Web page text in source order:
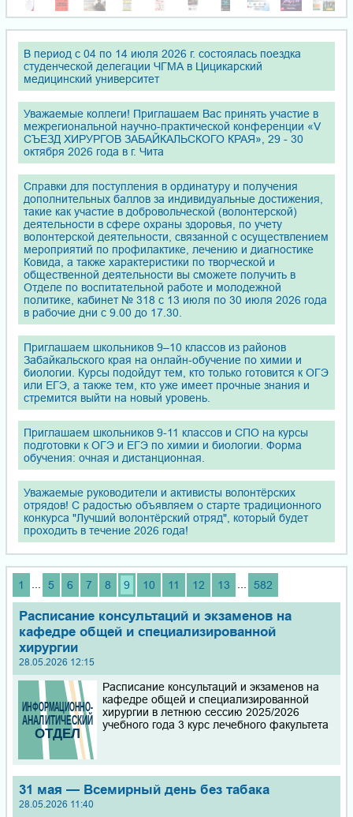
В период с 04 по 14 июля 2026 г. состоялась поездка
студенческой делегации ЧГМА в Цицикарский
медицинский университет
Уважаемые коллеги! Приглашаем Вас принять участие в
межрегиональной научно-практической конференции «V
СЪЕЗД ХИРУРГОВ ЗАБАЙКАЛЬСКОГО КРАЯ», 29 - 30
октября 2026 года в г. Чита
Справки для поступления в ординатуру и получения
дополнительных баллов за индивидуальные достижения,
такие как участие в добровольческой (волонтерской)
деятельности в сфере охраны здоровья, по учету
волонтерской деятельности, связанной с осуществлением
мероприятий по профилактике, лечению и диагностике
Ковида, а также характеристики по творческой и
общественной деятельности вы сможете получить в
Отделе по воспитательной работе и молодежной
политике, кабинет № 318 с 13 июля по 30 июля 2026 года
в рабочие дни с 9.00 до 17.30.
Приглашаем школьников 9–10 классов из районов
Забайкальского края на онлайн-обучение по химии и
биологии. Курсы подойдут тем, кто только готовится к ОГЭ
или ЕГЭ, а также тем, кто уже имеет прочные знания и
стремится выйти на новый уровень.
Приглашаем школьников 9-11 классов и СПО на курсы
подготовки к ОГЭ и ЕГЭ по химии и биологии. Форма
обучения: очная и дистанционная.
Уважаемые руководители и активисты волонтёрских
отрядов! С радостью объявляем о старте традиционного
конкурса "Лучший волонтёрский отряд", который будет
проходить в течение 2026 года!
1 5 6 7 8 9 10 11 12 13 582
Расписание консультаций и экзаменов на
кафедре общей и специализированной
хирургии
28.05.2026 12:15
Расписание консультаций и экзаменов на
кафедре общей и специализированной
хирургии в летнюю сессию 2025/2026
учебного года 3 курс лечебного факультета
31 мая — Всемирный день без табака
28.05.2026 11:40